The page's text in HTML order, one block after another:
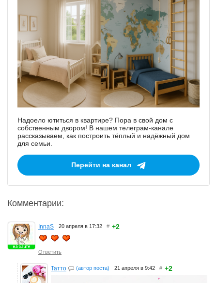
Надоело ютиться в квартире? Пора в свой дом с
собственным двором! В нашем телеграм-канале
рассказываем, как построить тёплый и надёжный дом
для семьи.
Перейти на канал
Комментарии:
InnaS 20 апреля в 17:32 # +2
Ответить
Татто (автор поста) 21 апреля в 9:42 # +2